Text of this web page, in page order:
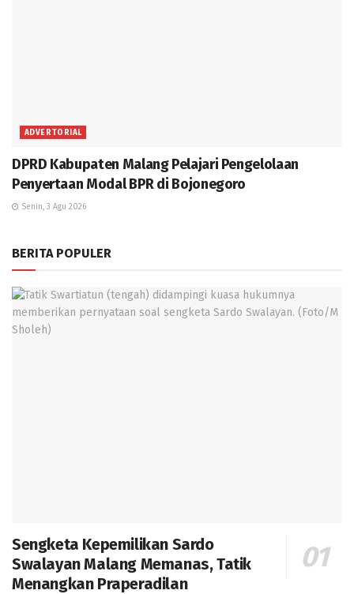
ADVERTORIAL
DPRD Kabupaten Malang Pelajari Pengelolaan
Penyertaan Modal BPR di Bojonegoro
Senin, 3 Agu 2026
BERITA POPULER
Sengketa Kepemilikan Sardo
Swalayan Malang Memanas, Tatik
Menangkan Praperadilan